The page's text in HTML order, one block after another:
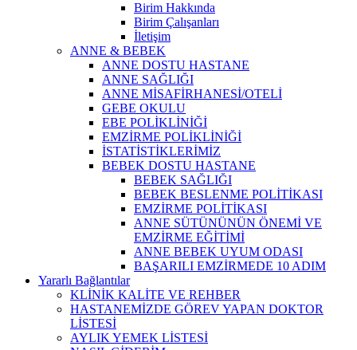
Birim Hakkında
Birim Çalışanları
İletişim
ANNE & BEBEK
ANNE DOSTU HASTANE
ANNE SAĞLIĞI
ANNE MİSAFİRHANESİ/OTELİ
GEBE OKULU
EBE POLİKLİNİĞİ
EMZİRME POLİKLİNİĞİ
İSTATİSTİKLERİMİZ
BEBEK DOSTU HASTANE
BEBEK SAĞLIĞI
BEBEK BESLENME POLİTİKASI
EMZİRME POLİTİKASI
ANNE SÜTÜNÜNÜN ÖNEMİ VE
EMZİRME EĞİTİMİ
ANNE BEBEK UYUM ODASI
BAŞARILI EMZİRMEDE 10 ADIM
Yararlı Bağlantılar
KLİNİK KALİTE VE REHBER
HASTANEMİZDE GÖREV YAPAN DOKTOR
LİSTESİ
AYLIK YEMEK LİSTESİ